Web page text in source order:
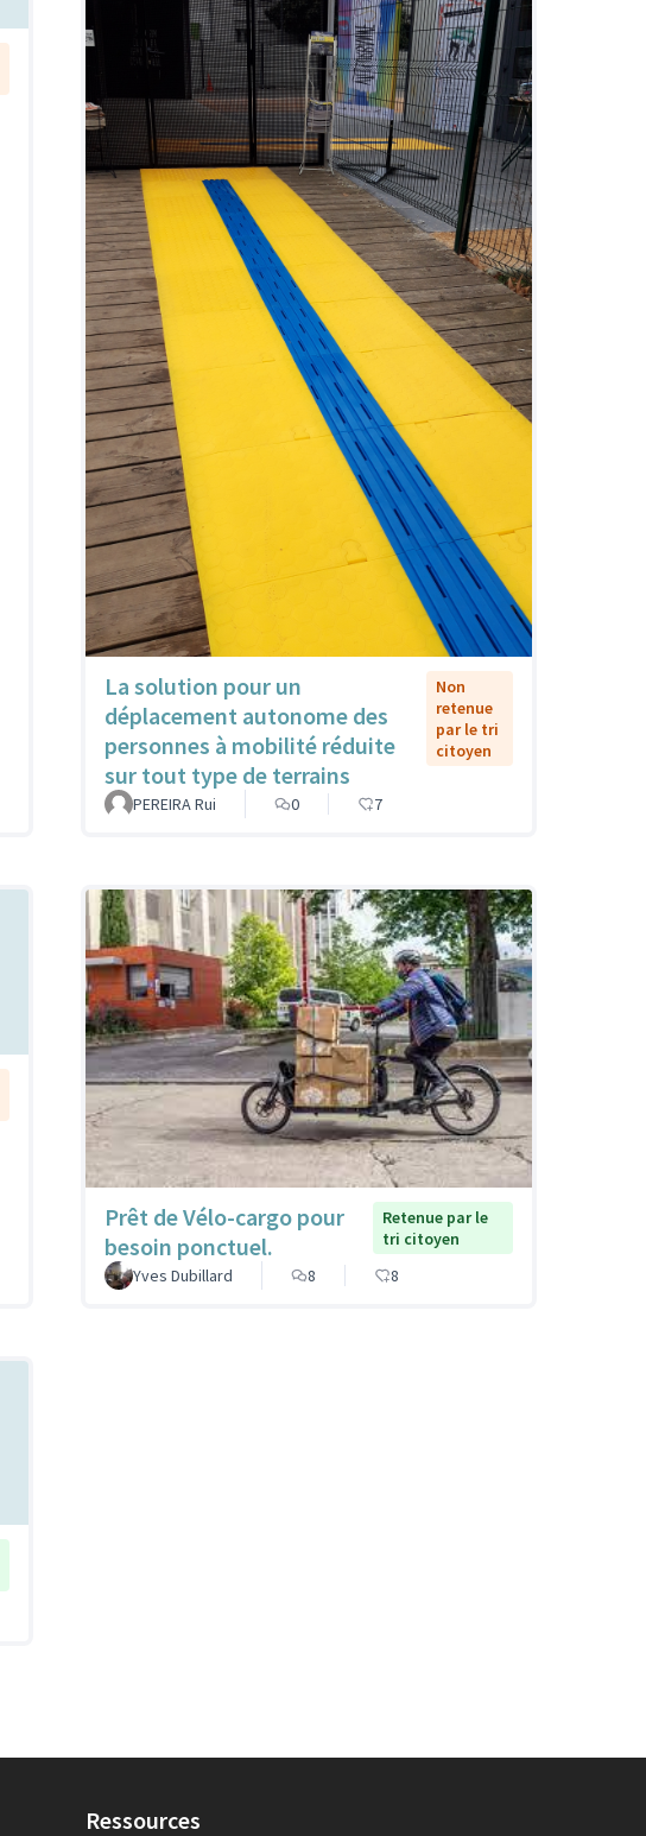
La solution pour un
déplacement autonome des
personnes à mobilité réduite
sur tout type de terrains
Non
retenue
par le tri
citoyen
PEREIRA Rui 0 7
Prêt de Vélo-cargo pour
besoin ponctuel.
Retenue par le
tri citoyen
Yves Dubillard
8 8
Ressources